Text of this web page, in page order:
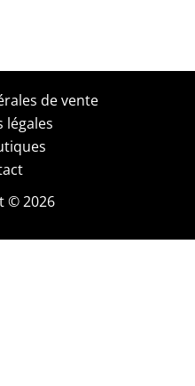
de vente
légales
© 2026